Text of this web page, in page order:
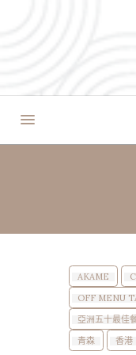
AKAME
OFF MENU
亞洲五十最佳
青森
香港